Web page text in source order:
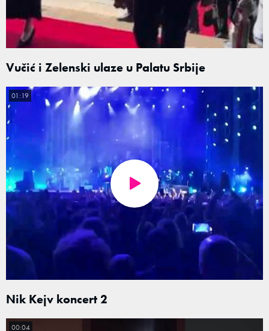
Vučić i Zelenski ulaze u Palatu Srbije
Nik Kejv koncert 2
01:19
00:04